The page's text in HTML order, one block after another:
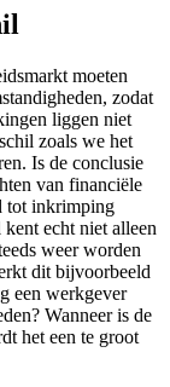
moeten
zodat
liggen niet
zoals we het
Is de conclusie
van financiële
tot inkrimping
echt niet alleen
weer worden
dit bijvoorbeeld
een werkgever
Wanneer is de
het een te groot